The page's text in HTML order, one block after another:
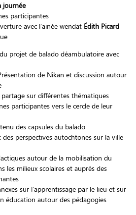
journée
participantes
avec l’ainée wendat Édith Picard
projet de balado déambulatoire avec
de Nikan et discussion autour
sur différentes thématiques
participantes vers le cercle de leur
des capsules du balado
perspectives autochtones sur la ville
autour de la mobilisation du
les milieux scolaires et auprès des
sur l’apprentissage par le lieu et sur
éducation autour des pédagogies